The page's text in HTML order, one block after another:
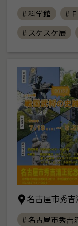
# 科学館
#
# スケスケ展
名古屋市秀
# 名古屋市秀吉